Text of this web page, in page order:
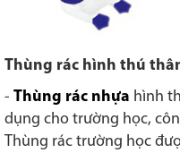
Thùng rác hình thú
- Thùng rác nhựa hình
dụng cho trường học,
Thùng rác trường học